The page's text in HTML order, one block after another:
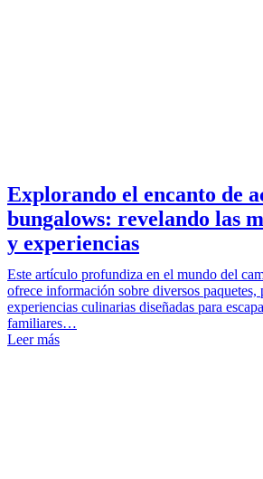
Explorando el encanto de
bungalows: revelando las
y experiencias
Este artículo profundiza en el mundo del
ofrece información sobre diversos paquetes,
experiencias culinarias diseñadas para
familiares…
Leer más